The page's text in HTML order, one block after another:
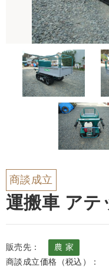
商談成立
運搬車 アテ
販売先：
農 家
商談成立価格（税込）：